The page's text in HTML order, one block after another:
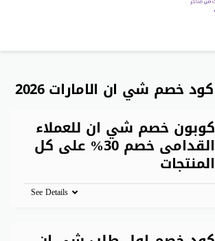
كود خصم شي ان الامارات 2026
كوبون خصم شي ان للعملاء
القدامى خصم 30% على كل
المنتجات
See Details